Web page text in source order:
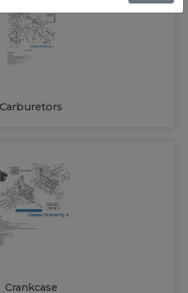
Carburetors
Crankcase